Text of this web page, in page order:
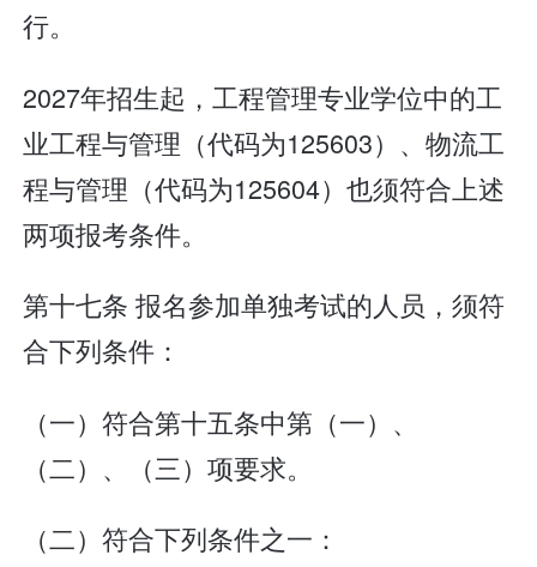
行。
2027年招生起，工程管理专业学位中的工
业工程与管理（代码为125603）、物流工
程与管理（代码为125604）也须符合上述
两项报考条件。
第十七条 报名参加单独考试的人员，须符
合下列条件：
（一）符合第十五条中第（一）、
（二）、（三）项要求。
（二）符合下列条件之一：